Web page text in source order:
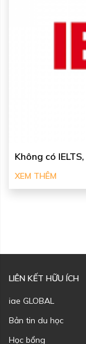
Không có
XEM THÊM
LIÊN KẾT HỮU ÍCH
iae GLOBAL
Bản tin du học
Học bổng